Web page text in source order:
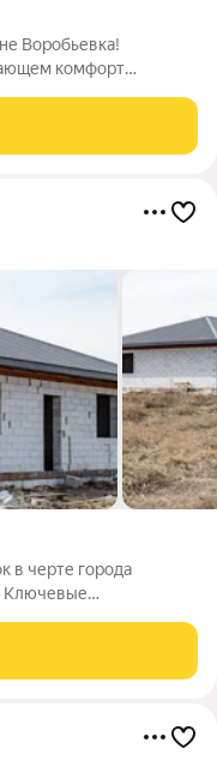
Воробьевка!
комфорт
светлый и
участке 6
в черте города
Ключевые
- живописный вид и